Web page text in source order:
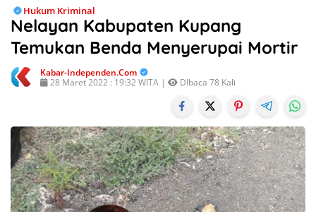
Hukum Kriminal
Nelayan Kabupaten Kupang
Temukan Benda Menyerupai Mortir
Kabar-Independen.com
28 Maret 2022 : 19:32 WITA |
DIbaca 78 Kali